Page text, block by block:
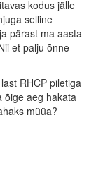
kodus jälle
selline
pärast ma aasta
et palju õnne
RHCP piletiga
õige aeg hakata
müüa?